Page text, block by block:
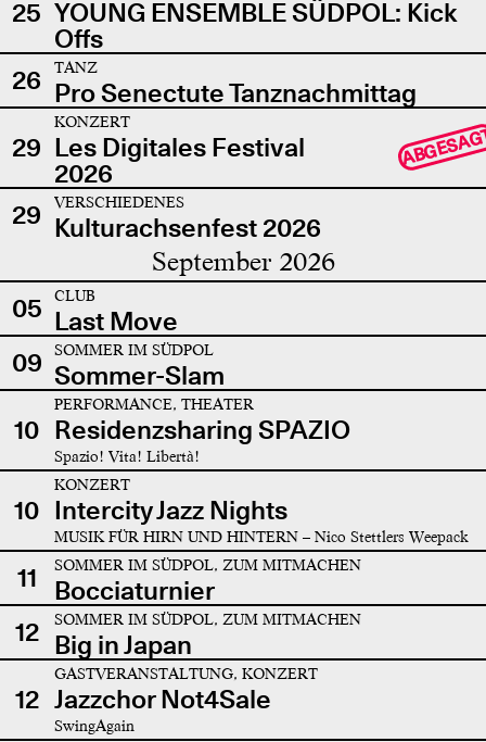
25 YOUNG ENSEMBLE SÜDPOL: Kick
Offs
26
TANZ
Pro Senectute Tanznachmittag
29
KONZERT
Les Digitales Festival
2026
29 VERSCHIEDENES
Kulturachsenfest 2026
September 2026
05 CLUB
Last Move
09
SOMMER IM SÜDPOL
Sommer-Slam
10
PERFORMANCE, THEATER
Residenzsharing SPAZIO
Spazio! Vita! Libertà!
10
KONZERT
Intercity Jazz Nights
MUSIK FÜR HIRN UND HINTERN – Nico Stettlers Weepack
11 SOMMER IM SÜDPOL, ZUM MITMACHEN
Bocciaturnier
12
SOMMER IM SÜDPOL, ZUM MITMACHEN
Big in Japan
12
GASTVERANSTALTUNG, KONZERT
Jazzchor Not4Sale
SwingAgain